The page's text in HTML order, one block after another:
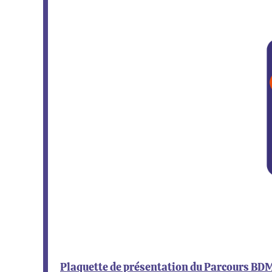
Plaquette de présentation du Parcours